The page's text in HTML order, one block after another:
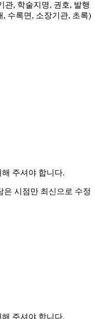
관, 학술지명, 권호, 발행
수록면, 소장기관, 초록)
주셔야 합니다.
은 시점만 최신으로 수정
주셔야 합니다.